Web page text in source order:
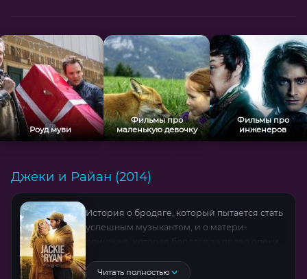
Роуд муви
Фильмы про
маленькую девочку
Фильмы про
инженеров
Джеки и Райан (2014)
История о бродяге, который пытается стать
успешным музыкантом, и о матери-
складывающиеся между ними, могут
Читать полностью